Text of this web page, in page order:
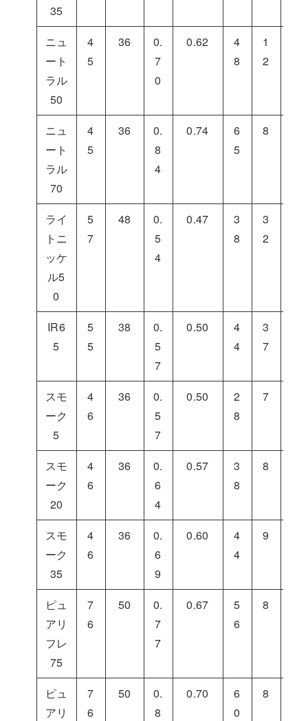
35
ニュ
ート
ラル
50
4
5
36
0.
7
0
0.62
4
8
1
2
ニュ
ート
ラル
70
4
5
36
0.
8
4
0.74
6
5
8
ライ
トニ
ッケ
ル5
0
5
7
48
0.
5
4
0.47
3
8
3
2
IR6
5
5
5
38
0.
5
7
0.50
4
4
3
7
スモ
ーク
5
4
6
36
0.
5
7
0.50
2
8
7
スモ
ーク
20
4
6
36
0.
6
4
0.57
3
8
8
スモ
ーク
35
4
6
36
0.
6
9
0.60
4
4
9
ピュ
アリ
フレ
75
7
6
50
0.
7
7
0.67
5
6
8
ピュ
アリ
7
6
50
0.
8
0.70
6
0
8